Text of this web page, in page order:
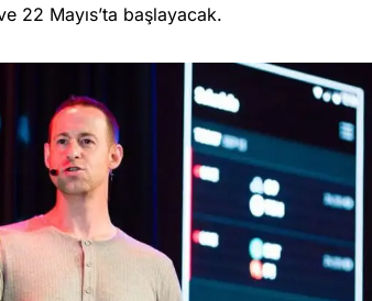
22 Mayıs’ta başlayacak.